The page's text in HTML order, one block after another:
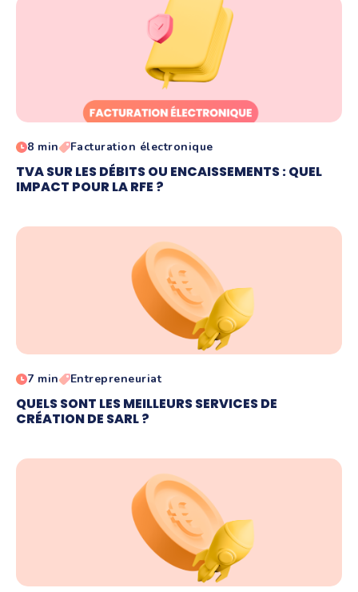
8 min Facturation électronique
TVA SUR LES DÉBITS OU ENCAISSEMENTS : QUEL
IMPACT POUR LA RFE ?
7 min Entrepreneuriat
QUELS SONT LES MEILLEURS SERVICES DE
CRÉATION DE SARL ?